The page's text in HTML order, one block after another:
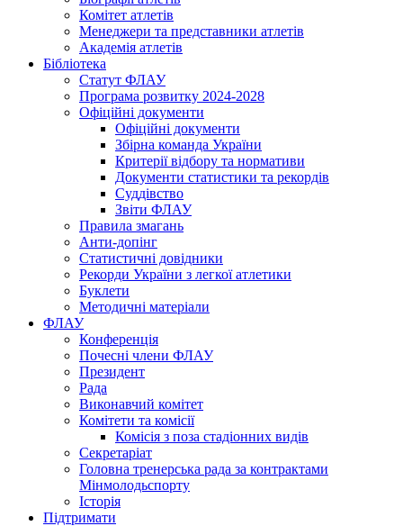
Комітет атлетів
Менеджери та представники атлетів
Академія атлетів
Бібліотека
Статут ФЛАУ
Програма розвитку 2024-2028
Офіційні документи
Офіційні документи
Збірна команда України
Критерії відбору та нормативи
Документи статистики та рекордів
Суддівство
Звіти ФЛАУ
Правила змагань
Анти-допінг
Статистичні довідники
Рекорди України з легкої атлетики
Буклети
Методичні матеріали
ФЛАУ
Конференція
Почесні члени ФЛАУ
Президент
Рада
Виконавчий комітет
Комітети та комісії
Комісія з поза стадіонних видів
Секретаріат
Головна тренерська рада за контрактами
Мінмолодьспорту
Історія
Підтримати